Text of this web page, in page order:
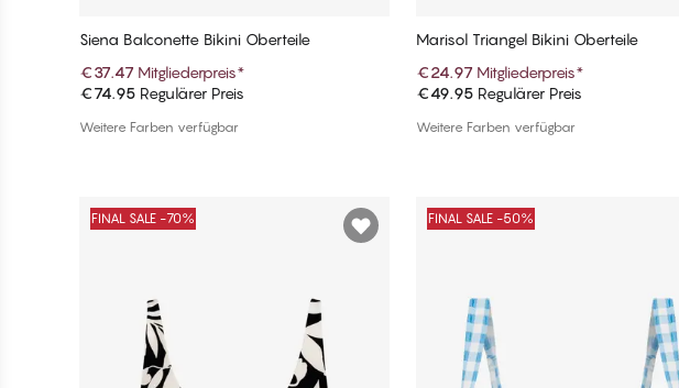
Siena Balconette Bikini Oberteile
€37.47 Mitgliederpreis*
€74.95 Regulärer Preis
Weitere Farben verfügbar
Marisol Triangel Bikini Oberteile
€24.97 Mitgliederpreis*
€49.95 Regulärer Preis
Weitere Farben verfügbar
FINAL SALE -70% FINAL SALE -50%